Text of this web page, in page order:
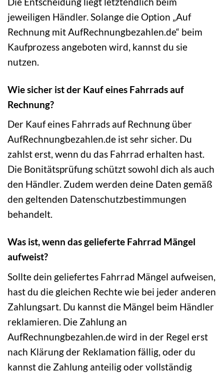
jeweiligen Händler. Solange die Option „Auf
Rechnung mit AufRechnungbezahlen.de“ beim
Kaufprozess angeboten wird, kannst du sie
nutzen.
Wie sicher ist der Kauf eines Fahrrads auf
Rechnung?
Der Kauf eines Fahrrads auf Rechnung über
AufRechnungbezahlen.de ist sehr sicher. Du
zahlst erst, wenn du das Fahrrad erhalten hast.
Die Bonitätsprüfung schützt sowohl dich als auch
den Händler. Zudem werden deine Daten gemäß
den geltenden Datenschutzbestimmungen
behandelt.
Was ist, wenn das gelieferte Fahrrad Mängel
aufweist?
Sollte dein geliefertes Fahrrad Mängel aufweisen,
hast du die gleichen Rechte wie bei jeder anderen
Zahlungsart. Du kannst die Mängel beim Händler
reklamieren. Die Zahlung an
AufRechnungbezahlen.de wird in der Regel erst
nach Klärung der Reklamation fällig, oder du
kannst die Zahlung anteilig oder vollständig